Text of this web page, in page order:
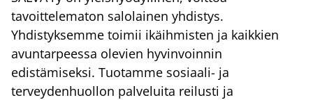
tavoittelematon salolainen yhdistys.
Yhdistyksemme toimii ikäihmisten ja kaikkien
avuntarpeessa olevien hyvinvoinnin
edistämiseksi. Tuotamme sosiaali- ja
terveydenhuollon palveluita reilusti ja